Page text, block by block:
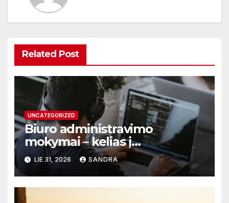
Related Post
UNCATEGORIZED
Biuro administravimo
mokymai – kelias į
profesionalų ir efektyvų
darbą
LIE 31, 2026 SANDRA